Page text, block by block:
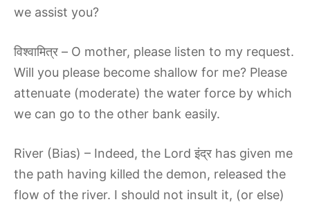
we assist you?
विश्वामित्र – O mother, please listen to my request.
Will you please become shallow for me? Please
attenuate (moderate) the water force by which
we can go to the other bank easily.
River (Bias) – Indeed, the Lord इंद्र has given me
the path having killed the demon, released the
flow of the river. I should not insult it, (or else)